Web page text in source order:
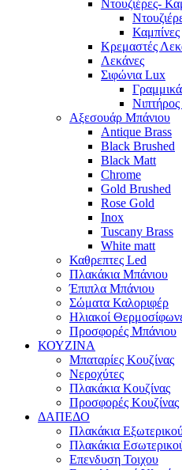
Ντουζιέρες-
Καμπίνες
Κρεμαστές
Λεκάνες
Σιφώνια Lux
Αξεσουάρ Μπάνιου
Antique Brass
Black Brushed
Black Matt
Chrome
Gold Brushed
Rose Gold
Inox
Tuscany Brass
White matt
Καθρεπτες Led
Πλακάκια Μπάνιου
Έπιπλα Μπάνιου
Σώματα Καλοριφέρ
Ηλιακοί
Προσφορές Μπάνιου
ΚΟΥΖΙΝΑ
Μπαταρίες Κουζίνας
Νεροχύτες
Πλακάκια Κουζίνας
Προσφορές Κουζίνας
ΔΑΠΕΔΟ
Πλακάκια
Πλακάκια
Επενδυση Τοιχου